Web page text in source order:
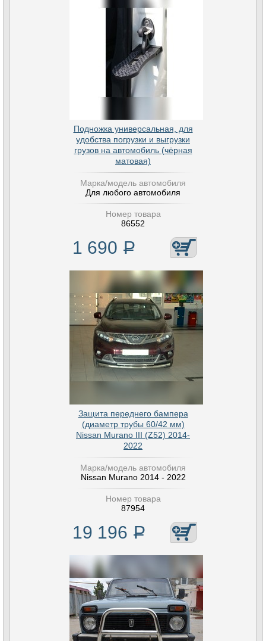
Подножка универсальная, для
удобства погрузки и выгрузки
грузов на автомобиль (чёрная
матовая)
Марка/модель автомобиля
Для любого автомобиля
Номер товара
86552
1 690 Р
Защита переднего бампера
(диаметр трубы 60/42 мм)
Nissan Murano III (Z52) 2014-
2022
Марка/модель автомобиля
Nissan Murano 2014 - 2022
Номер товара
87954
19 196 Р